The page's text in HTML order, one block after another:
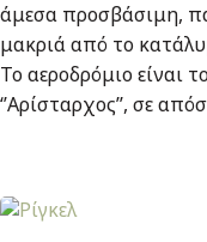
άμεσα προσβάσιμη,
μακριά από το
Το αεροδρόμιο είναι
‘’Αρίσταρχος’’, σε